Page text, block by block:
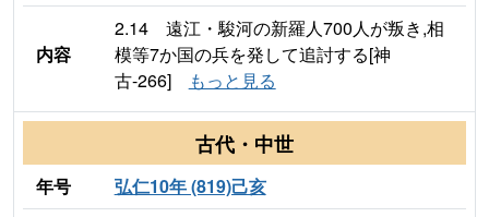
内容
2.14 遠江・駿河の新羅人700人が叛き,相
模等7か国の兵を発して追討する[神
古-266]
もっと見る
古代・中世
年号 弘仁10年 (819)己亥